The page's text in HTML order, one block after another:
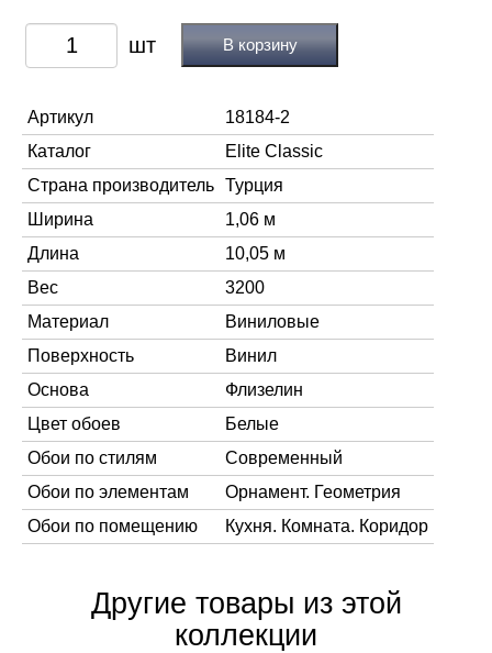
В корзину
Артикул
18184-2
Каталог
Elite Classic
Страна производитель Турция
Ширина
1,06 м
Длина
10,05 м
Вес
3200
Материал
Виниловые
Поверхность
Винил
Основа
Флизелин
Цвет обоев
Белые
Обои по стилям
Современный
Обои по элементам
Орнамент. Геометрия
Обои по помещению
Кухня. Комната. Коридор
Другие товары из этой
коллекции